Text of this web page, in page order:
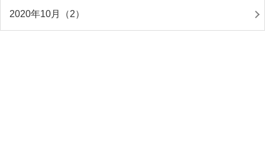
2020年10月（2）